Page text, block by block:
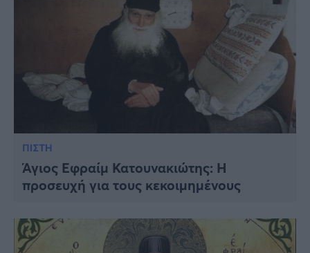
ΠΙΣΤΗ
Άγιος Εφραίμ Κατουνακιώτης: Η
προσευχή για τους κεκοιμημένους